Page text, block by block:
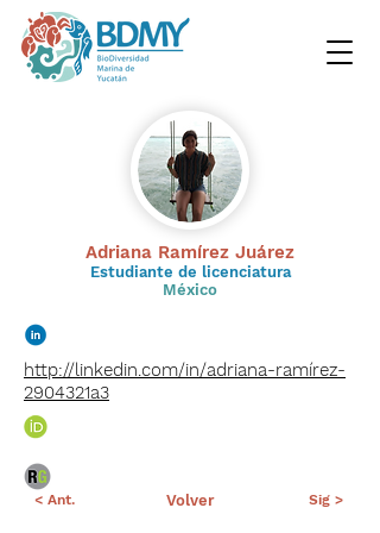
Adriana Ramírez Juárez
Estudiante de licenciatura
México
http://linkedin.com/in/adriana-ramírez-
2904321a3
< Ant. Volver Sig >